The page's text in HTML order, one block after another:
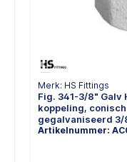
Merk: HS Fittings
Fig. 341-3/8"
koppeling,
gegalvaniseerd 3/
Artikelnummer: